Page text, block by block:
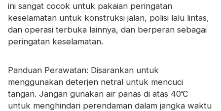
ini sangat cocok untuk pakaian peringatan
keselamatan untuk konstruksi jalan, polisi lalu lintas,
dan operasi terbuka lainnya, dan berperan sebagai
peringatan keselamatan.
Panduan Perawatan: Disarankan untuk
menggunakan deterjen netral untuk mencuci
tangan. Jangan gunakan air panas di atas 40℃
untuk menghindari perendaman dalam jangka waktu